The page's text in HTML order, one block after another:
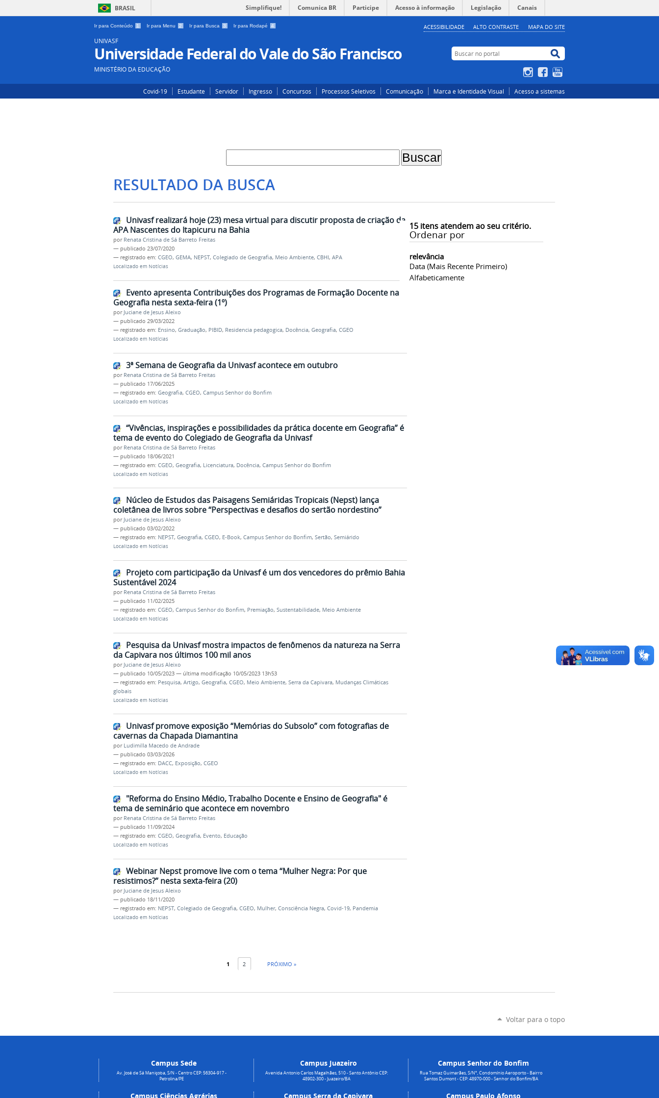
BRASIL Simplifique! Comunica BR Participe Acesso à informação Legislação Canais
Ir para Conteúdo 1 Ir para Menu 2 Ir para Busca 3 Ir para Rodapé 4 ACESSIBILIDADE ALTO CONTRASTE MAPA DO SITE
UNIVASF
Universidade Federal do Vale do São Francisco
MINISTÉRIO DA EDUCAÇÃO
Buscar no portal
Buscar no portal
InstagramFacebook
Covid-19 Estudante Servidor Ingresso Concursos Processos Seletivos Comunicação Marca e Identidade Visual Acesso a sistemas
RESULTADO DA BUSCA
15itens atendem ao seu critério.
Ordenar por
relevância
Data (mais Recente Primeiro)
Alfabeticamente
Univasf realizará hoje (23) mesa virtual para discutir proposta de criação da
APA Nascentes do Itapicuru na Bahia
por Renata Cristina de Sá Barreto Freitas
— publicado 23/07/2020
— registrado em: CGEO, GEMA, NEPST, Colegiado de Geografia, Meio Ambiente, CBHI, APA
Localizado em Notícias
Evento apresenta Contribuições dos Programas de Formação Docente na
Geografia nesta sexta-feira (1º)
por Juciane de Jesus Aleixo
— publicado 29/03/2022
— registrado em: Ensino, Graduação, PIBID, Residencia pedagogica, Docência, Geografia, CGEO
Localizado em Notícias
3ª Semana de Geografia da Univasf acontece em outubro
por Renata Cristina de Sá Barreto Freitas
— publicado 17/06/2025
— registrado em: Geografia, CGEO, Campus Senhor do Bonfim
Localizado em Notícias
“Vivências, inspirações e possibilidades da prática docente em Geografia” é
tema de evento do Colegiado de Geografia da Univasf
por Renata Cristina de Sá Barreto Freitas
— publicado 18/06/2021
— registrado em: CGEO, Geografia, Licenciatura, Docência, Campus Senhor do Bonfim
Localizado em Notícias
Núcleo de Estudos das Paisagens Semiáridas Tropicais (Nepst) lança
coletânea de livros sobre “Perspectivas e desafios do sertão nordestino”
por Juciane de Jesus Aleixo
— publicado 03/02/2022
— registrado em: NEPST, Geografia, CGEO, E-Book, Campus Senhor do Bonfim, Sertão, Semiárido
Localizado em Notícias
Projeto com participação da Univasf é um dos vencedores do prêmio Bahia
Sustentável 2024
por Renata Cristina de Sá Barreto Freitas
— publicado 11/02/2025
— registrado em: CGEO, Campus Senhor do Bonfim, Premiação, Sustentabilidade, Meio Ambiente
Localizado em Notícias
Pesquisa da Univasf mostra impactos de fenômenos da natureza na Serra
da Capivara nos últimos 100 mil anos
por Juciane de Jesus Aleixo
— publicado 10/05/2023 — última modificação 10/05/2023 13h53
— registrado em: Pesquisa, Artigo, Geografia, CGEO, Meio Ambiente, Serra da Capivara, Mudanças Climáticas
globais
Localizado em Notícias
Univasf promove exposição “Memórias do Subsolo” com fotografias de
cavernas da Chapada Diamantina
por Ludimilla Macedo de Andrade
— publicado 03/03/2026
— registrado em: DACC, Exposição, CGEO
Localizado em Notícias
"Reforma do Ensino Médio, Trabalho Docente e Ensino de Geografia" é
tema de seminário que acontece em novembro
por Renata Cristina de Sá Barreto Freitas
— publicado 11/09/2024
— registrado em: CGEO, Geografia, Evento, Educação
Localizado em Notícias
Webinar Nepst promove live com o tema “Mulher Negra: Por que
resistimos?” nesta sexta-feira (20)
por Juciane de Jesus Aleixo
— publicado 18/11/2020
— registrado em: NEPST, Colegiado de Geografia, CGEO, Mulher, Consciência Negra, Covid-19, Pandemia
Localizado em Notícias
1 2 PRÓXIMO »
Voltar para o topo
Campus Sede
Av. José de Sá Maniçoba, S/N - Centro CEP: 56304-917 -
Petrolina/PE
Campus Ciências Agrárias
Campus Juazeiro
Avenida Antonio Carlos Magalhães, 510 - Santo Antônio CEP:
48902-300 - Juazeiro/BA
Campus Serra da Capivara
Campus Senhor do Bonfim
Rua Tomaz Guimarães, S/N°, Condomínio Aeroporto - Bairro
Santos Dumont - CEP: 48970-000 - Senhor do Bonfim/BA
Campus Paulo Afonso